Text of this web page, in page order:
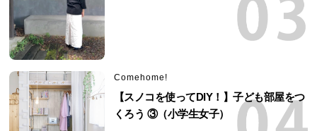
Comehome!
【スノコを使ってDIY！】子ども部屋をつ
くろう ③（小学生女子）